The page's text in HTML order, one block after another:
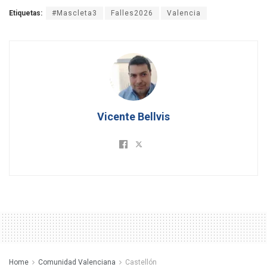
Etiquetas: #Mascleta3 Falles2026 Valencia
Vicente Bellvis
Home Comunidad Valenciana Castellón